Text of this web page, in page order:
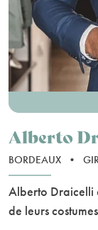
Alberto
BORDEAUX •
Alberto Draicelli
de leurs